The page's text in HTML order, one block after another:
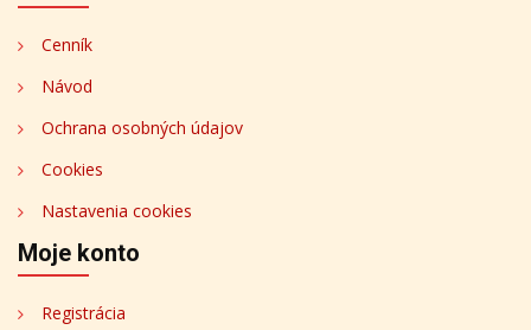
Cenník
Návod
Ochrana osobných údajov
Cookies
Nastavenia cookies
Moje konto
Registrácia